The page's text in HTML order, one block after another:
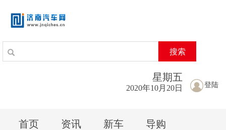
搜索
登陆
星期五
2020年10月20日
首页 资讯 新车 导购